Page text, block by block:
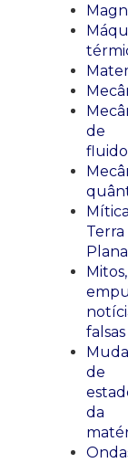
de
Terra
Plana
Mitos,
falsas
de
da